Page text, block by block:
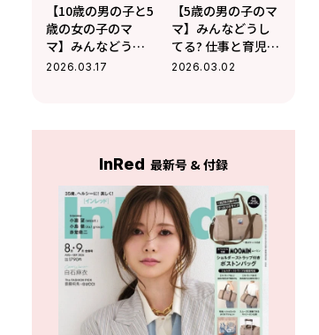
【10歳の男の子と5
歳の女の子のマ
マ】みんなどうし
てる? 仕事と育児の
2026.03.17
【5歳の男の子のマ
マ】みんなどうし
てる? 仕事と育児の
両立【富士通クラ
2026.03.02
InRed 最新号 & 付録